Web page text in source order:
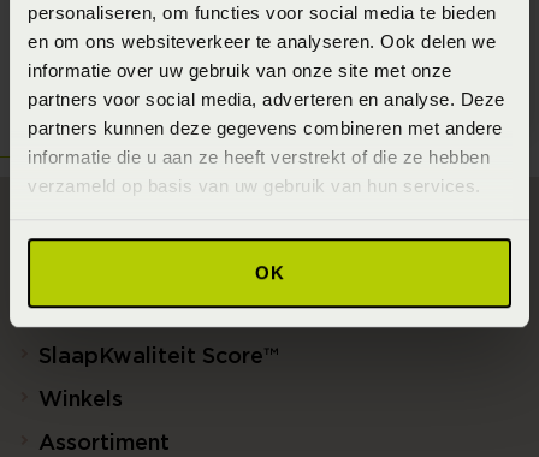
personaliseren, om functies voor social media te bieden
en om ons websiteverkeer te analyseren. Ook delen we
informatie over uw gebruik van onze site met onze
partners voor social media, adverteren en analyse. Deze
partners kunnen deze gegevens combineren met andere
informatie die u aan ze heeft verstrekt of die ze hebben
verzameld op basis van uw gebruik van hun services.
OK
Slaapgedrag Thuismeting
SlaapKwaliteit Score™
Winkels
Assortiment